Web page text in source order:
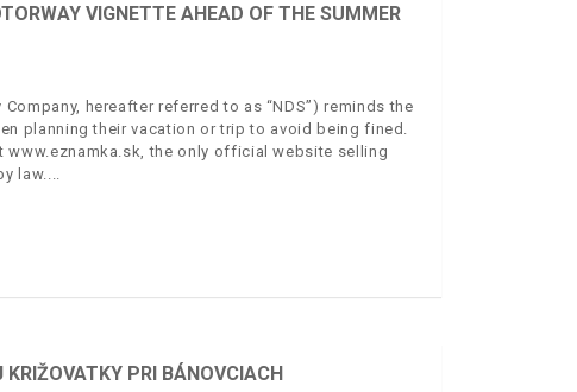
VIGNETTE AHEAD OF THE SUMMER
hereafter referred to as “NDS”) reminds the
planning their vacation or trip to avoid being fined.
the only official website selling
law.
PRI BÁNOVCIACH